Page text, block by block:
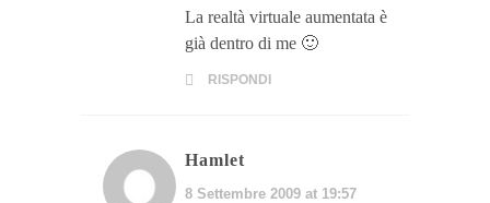
La realtà virtuale aumentata è
già dentro di me 🙂
RISPONDI
Hamlet
8 Settembre 2009 at 19:57